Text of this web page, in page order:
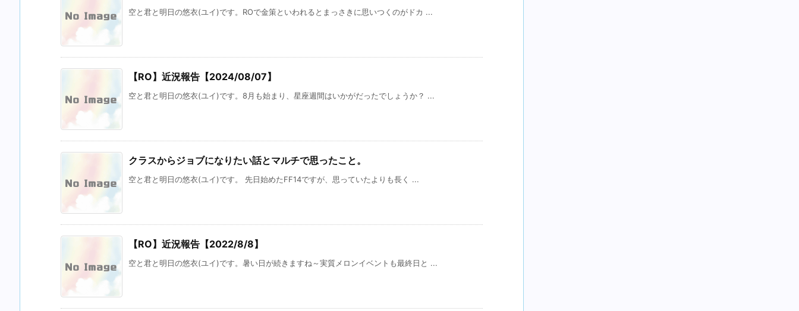
空と君と明日の悠衣(ユイ)です。ROで金策といわれるとまっさきに思いつくのがドカ ...
【RO】近況報告【2024/08/07】
空と君と明日の悠衣(ユイ)です。8月も始まり、星座週間はいかがだったでしょうか？ ...
クラスからジョブになりたい話とマルチで思ったこと。
空と君と明日の悠衣(ユイ)です。 先日始めたFF14ですが、思っていたよりも長く ...
【RO】近況報告【2022/8/8】
空と君と明日の悠衣(ユイ)です。暑い日が続きますね～実質メロンイベントも最終日と ...